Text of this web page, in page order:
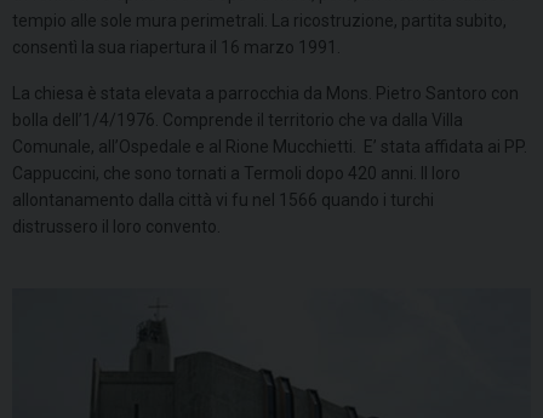
tempio alle sole mura perimetrali. La ricostruzione, partita subito,
consentì la sua riapertura il 16 marzo 1991.
La chiesa è stata elevata a parrocchia da Mons. Pietro Santoro con
bolla dell’1/4/1976. Comprende il territorio che va dalla Villa
Comunale, all’Ospedale e al Rione Mucchietti. E’ stata affidata ai PP.
Cappuccini, che sono tornati a Termoli dopo 420 anni. Il loro
allontanamento dalla città vi fu nel 1566 quando i turchi
distrussero il loro convento.